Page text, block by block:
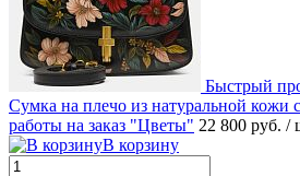
Быстрый
Сумка на плечо из натуральной кожи
работы на заказ "Цветы" 22 800 руб. /
В корзину